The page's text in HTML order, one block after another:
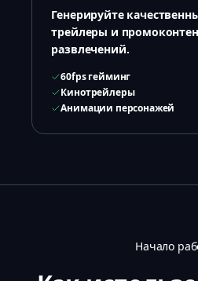
Генерируйте
трейлеры и
развлечений.
60fps гейминг
Кинотрейлеры
Анимации персонажей
Начало